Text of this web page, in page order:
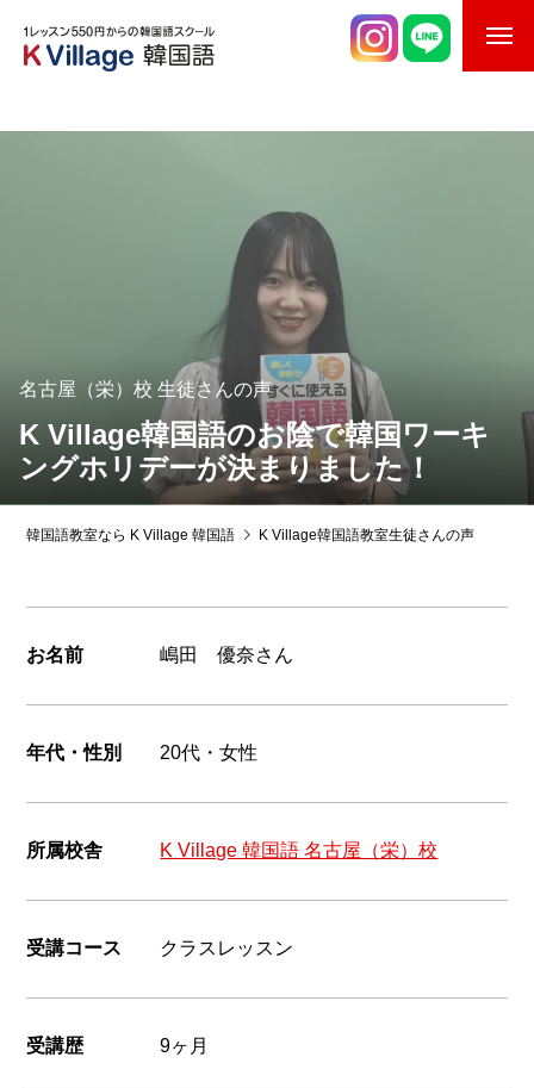
韓国語お役立ちコラム
名古屋（栄）校 生徒さんの声
K Village韓国語のお陰で韓国ワーキ
ングホリデーが決まりました！
韓国語教室なら K Village 韓国語 K Village韓国語教室生徒さんの声
お名前 嶋田 優奈さん
年代・性別 20代・女性
所属校舎 K Village 韓国語 名古屋（栄）校
受講コース クラスレッスン
受講歴 9ヶ月